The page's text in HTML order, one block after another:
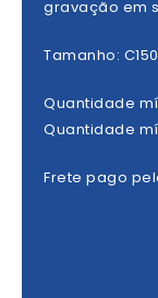
gravação em
Tamanho:
Quantidade
Quantidade
Frete pago